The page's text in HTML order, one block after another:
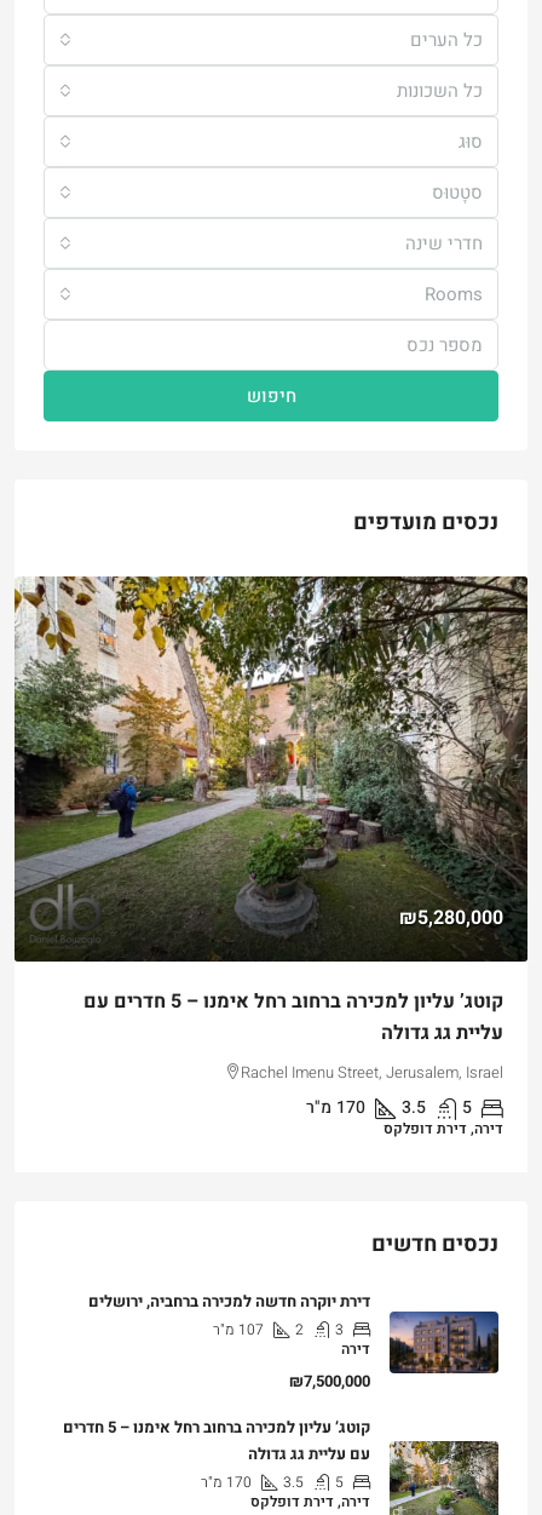
כל הערים
כל השכונות
סוּג
סטָטוּס
חדרי שינה
Rooms
חיפוש
נכסים מועדפים
₪5,280,000
קוטג’ עליון למכירה ברחוב רחל אימנו – 5 חדרים עם
עליית גג גדולה
Rachel Imenu Street, Jerusalem, Israel
5
3.5
170 מ"ר
דירה, דירת דופלקס
נכסים חדשים
דירת יוקרה חדשה למכירה ברחביה, ירושלים
3
2
107 מ"ר
דירה
₪7,500,000
קוטג’ עליון למכירה ברחוב רחל אימנו – 5 חדרים
עם עליית גג גדולה
5
3.5
170 מ"ר
דירה, דירת דופלקס